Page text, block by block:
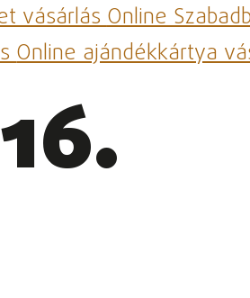
vásárlásOnline
Online ajándékkártya